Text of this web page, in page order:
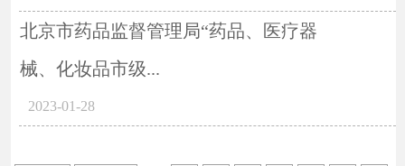
北京市药品监督管理局“药品、医疗器
械、化妆品市级...
2023-01-28